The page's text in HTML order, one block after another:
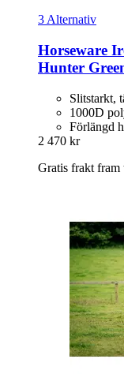
3 Alternativ
Horseware
Hunter
Slitstarkt,
1000D
Förlängd
2 470 kr
Gratis frakt fram